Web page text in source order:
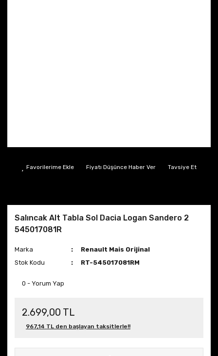
Fiyatı Düşünce Haber Ver Tavsiye Et
Salıncak Alt Tabla Sol Dacia Logan Sandero 2
545017081R
Marka
Renault Mais Orijinal
Stok Kodu
RT-545017081RM
0 - Yorum Yap
2.699,00 TL
967,14 TL den başlayan taksitlerle!!